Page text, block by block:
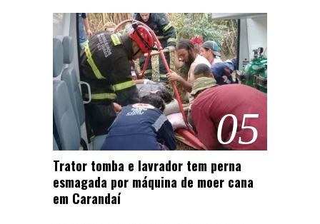
05
Trator tomba e lavrador tem perna
esmagada por máquina de moer cana
em Carandaí